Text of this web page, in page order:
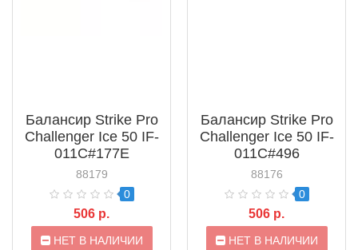
Балансир Strike Pro
Challenger Ice 50 IF-
011C#177E
88179
0
506 р.
НЕТ В НАЛИЧИИ
Балансир Strike Pro
Challenger Ice 50 IF-
011C#496
88176
0
506 р.
НЕТ В НАЛИЧИИ